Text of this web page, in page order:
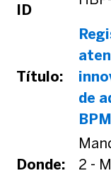
ID
Título:
de
Donde:
2 -